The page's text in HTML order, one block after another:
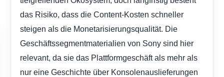
das Risiko, dass die Content-Kosten schneller
steigen als die Monetarisierungsqualität. Die
Geschäftssegmentmaterialien von Sony sind hier
relevant, da sie das Plattformgeschäft als mehr als
nur eine Geschichte über Konsolenauslieferungen